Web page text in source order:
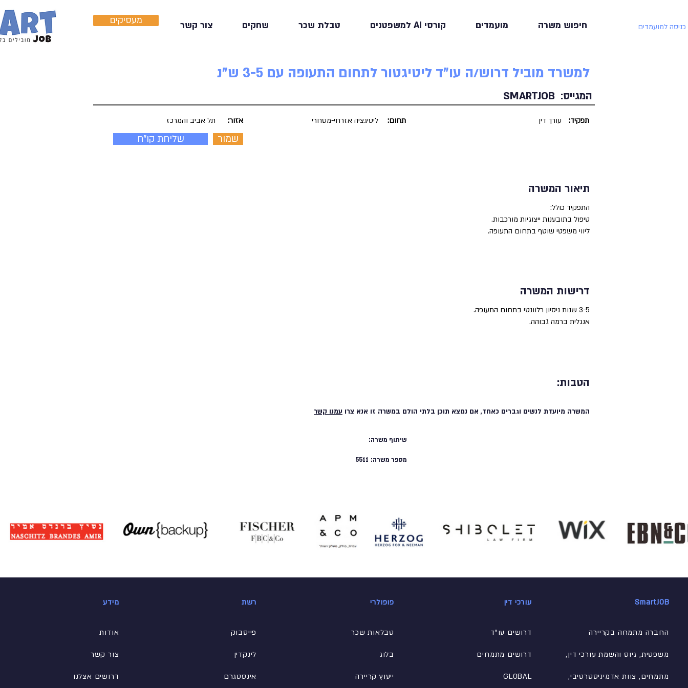
מעסיקים חיפוש משרה מועמדים קורסי AI למשפטנים טבלת שכר שחקים צור קשר כניסה למועמדים
למשרד מוביל דרוש/ה עו"ד ליטיגטור לתחום התעופה עם 3-5 ש"נ
SMARTJOB המגייס:
תל אביב והמרכז אזור:
שליחת קו"ח שמור
ליטיגציה אזרחי-מסחרי תחום: עורך דין תפקיד:
תיאור המשרה
התפקיד כולל:
טיפול בתובענות ייצוגיות מורכבות.
ליווי משפטי שוטף בתחום התעופה.
דרישות המשרה
3-5 שנות ניסיון רלוונטי בתחום התעופה.
אנגלית ברמה גבוהה.
הטבות:
המשרה מיועדת לנשים וגברים כאחד, אם נמצא תוכן בלתי הולם במשרה זו אנא צרו עמנו קשר
שיתוף משרה:
5511 מספר משרה:
מידע
אודות
צור קשר
דרושים אצלנו
רשת
פייסבוק
לינקדין
אינסטגרם
פופולרי
טבלאות שכר
בלוג
ייעוץ קריירה
עורכי דין
דרושים עו"ד
דרושים מתמחים
GLOBAL
SmartJOB
החברה מתמחה בקריירה
משפטית, גיוס והשמת עורכי דין,
מתמחים, צוות אדמיניסטרטיבי,